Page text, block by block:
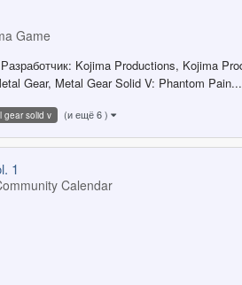
Game
Kojima Productions, Kojima
Gear, Metal Gear Solid V: Phantom Pain...
gear solid v (и ещё 6 )
1
Calendar